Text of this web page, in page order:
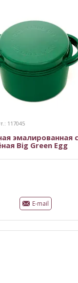
117045
эмалированная
Big Green Egg
E-mail